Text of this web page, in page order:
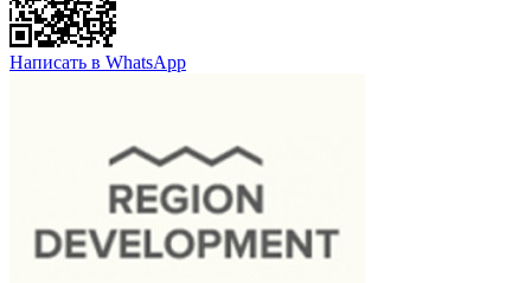
Написать в WhatsApp